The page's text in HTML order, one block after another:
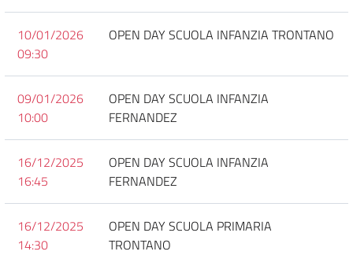
10/01/2026
09:30
OPEN DAY SCUOLA INFANZIA TRONTANO
09/01/2026
10:00
OPEN DAY SCUOLA INFANZIA
FERNANDEZ
16/12/2025
16:45
OPEN DAY SCUOLA INFANZIA
FERNANDEZ
16/12/2025
14:30
OPEN DAY SCUOLA PRIMARIA
TRONTANO